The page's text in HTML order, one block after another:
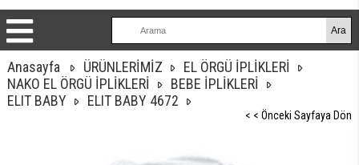
Anasayfa ÜRÜNLERİMİZ
EL ÖRGÜ İPLİKLERİ
NAKO EL ÖRGÜ İPLİKLERİ
BEBE İPLİKLERİ
ELIT BABY
ELIT BABY 4672
< < Önceki Sayfaya Dön